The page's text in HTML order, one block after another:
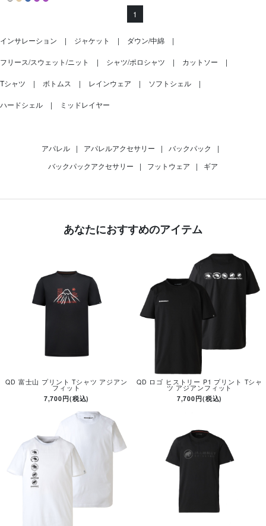
1
インサレーション ジャケット ダウン/中綿
フリース/スウェット/ニット シャツ/ポロシャツ カットソー
Tシャツ ボトムス レインウェア ソフトシェル
ハードシェル ミッドレイヤー
アパレル | アパレルアクセサリー | バックパック
|
バックパックアクセサリー
| フットウェア | ギア
あなたにおすすめのアイテム
QD 富士山 プリント Tシャツ アジアン
フィット
7,700円(税込)
QD ロゴ ヒストリー P1 プリント Tシャ
ツ アジアンフィット
7,700円(税込)